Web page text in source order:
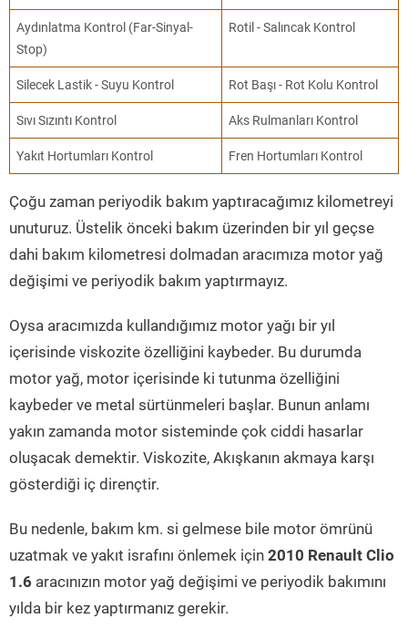
Aydınlatma Kontrol (Far-Sinyal-
Stop)
Rotil - Salıncak Kontrol
Silecek Lastik - Suyu Kontrol Rot Başı - Rot Kolu Kontrol
Sıvı Sızıntı Kontrol Aks Rulmanları Kontrol
Yakıt Hortumları Kontrol Fren Hortumları Kontrol
Çoğu zaman periyodik bakım yaptıracağımız kilometreyi
unuturuz. Üstelik önceki bakım üzerinden bir yıl geçse
dahi bakım kilometresi dolmadan aracımıza motor yağ
değişimi ve periyodik bakım yaptırmayız.
Oysa aracımızda kullandığımız motor yağı bir yıl
içerisinde viskozite özelliğini kaybeder. Bu durumda
motor yağ, motor içerisinde ki tutunma özelliğini
kaybeder ve metal sürtünmeleri başlar. Bunun anlamı
yakın zamanda motor sisteminde çok ciddi hasarlar
oluşacak demektir. Viskozite, Akışkanın akmaya karşı
gösterdiği iç dirençtir.
Bu nedenle, bakım km. si gelmese bile motor ömrünü
uzatmak ve yakıt israfını önlemek için 2010 Renault Clio
1.6 aracınızın motor yağ değişimi ve periyodik bakımını
yılda bir kez yaptırmanız gerekir.